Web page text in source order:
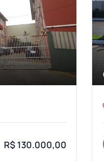
R$ 130.000,00